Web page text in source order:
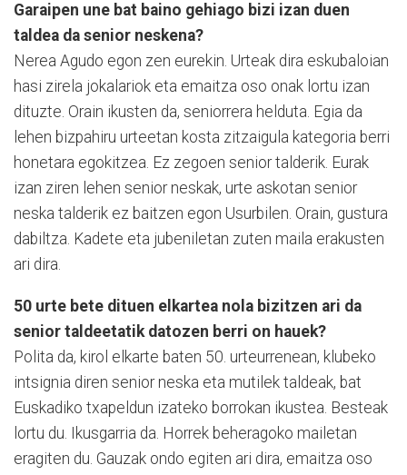
Garaipen une bat baino gehiago bizi izan duen
taldea da senior neskena?
Nerea Agudo egon zen eurekin. Urteak dira eskubaloian
hasi zirela jokalariok eta emaitza oso onak lortu izan
dituzte. Orain ikusten da, seniorrera helduta. Egia da
lehen bizpahiru urteetan kosta zitzaigula kategoria berri
honetara egokitzea. Ez zegoen senior talderik. Eurak
izan ziren lehen senior neskak, urte askotan senior
neska talderik ez baitzen egon Usurbilen. Orain, gustura
dabiltza. Kadete eta jubeniletan zuten maila erakusten
ari dira.
50 urte bete dituen elkartea nola bizitzen ari da
senior taldeetatik datozen berri on hauek?
Polita da, kirol elkarte baten 50. urteurrenean, klubeko
intsignia diren senior neska eta mutilek taldeak, bat
Euskadiko txapeldun izateko borrokan ikustea. Besteak
lortu du. Ikusgarria da. Horrek beheragoko mailetan
eragiten du. Gauzak ondo egiten ari dira, emaitza oso